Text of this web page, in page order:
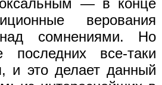
верования
над сомнениями. Но
последних все-таки
и это делает данный